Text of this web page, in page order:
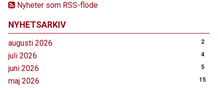
Nyheter som RSS-flöde
NYHETSARKIV
augusti 2026 2
juli 2026 4
juni 2026 5
maj 2026 15